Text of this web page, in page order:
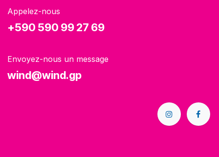
Appelez-nous
+590 590 99 27 69
Envoyez-nous un message
wind@wind.gp